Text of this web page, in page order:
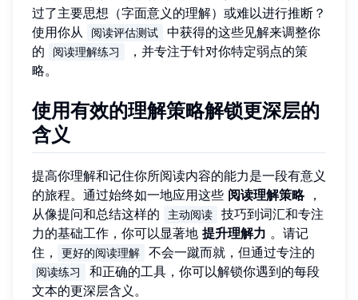
过了主要思想（字面意义的理解）或难以进行推断？
使用你从
阅读评估测试
中获得的这些见解来调整你
的
阅读理解练习
，并专注于针对你特定弱点的策
略。
使用有效的理解策略解锁更深层的
含义
提高你理解和记住你所阅读内容的能力是一段有意义
的旅程。通过始终如一地应用这些 阅读理解策略，
从像提问和总结这样的
主动阅读
技巧到词汇和专注
力的基础工作，你可以显著地 提升理解力 。请记
住，
更好的阅读理解 不会一蹴而就，但通过专注的
阅读练习
和正确的工具，你可以解锁你遇到的每段
文本的更深层含义。